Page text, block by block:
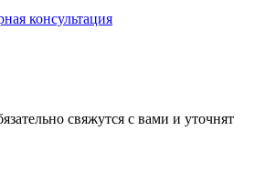
консультация
свяжутся с вами и уточнят